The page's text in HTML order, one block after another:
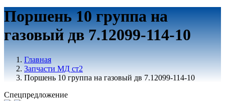
Поршень 10 группа на
газовый дв 7.12099-114-10
Главная
Запчасти МД ст2
Поршень 10 группа на газовый дв 7.12099-114-10
Спецпредложение